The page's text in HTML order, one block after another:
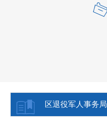
区退役军人事务局